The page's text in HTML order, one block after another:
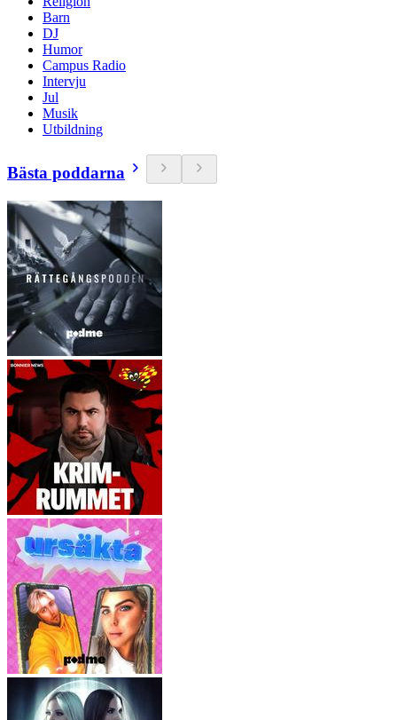
Barn
DJ
Humor
Campus Radio
Intervju
Jul
Musik
Utbildning
Bästa poddarna